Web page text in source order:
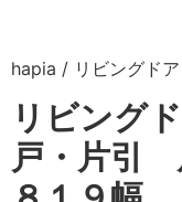
hapia / リビングドア
リビング
戸・片引